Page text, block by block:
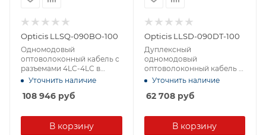
Opticis LLSQ-090BO-100
Одномодовый
оптоволоконный кабель с
разъемами 4LC-4LC в
защитной оболочке
Уточнить наличие
108 946 руб
В корзину
Opticis LLSD-090DT-100
Дуплексный
одномодовый
оптоволоконный кабель с
разъемами 2LC-2LC в
Уточнить наличие
62 708руб
В корзину